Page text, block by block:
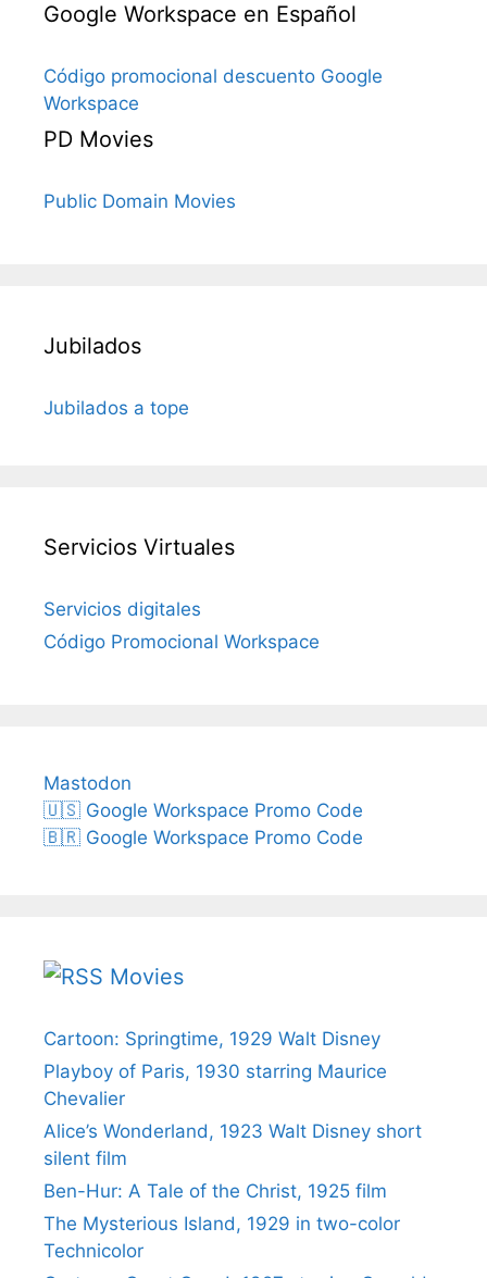
Google Workspace en Español
Código promocional descuento Google
Workspace
PD Movies
Public Domain Movies
Jubilados
Jubilados a tope
Servicios Virtuales
Servicios digitales
Código Promocional Workspace
Mastodon
🇺🇸 Google Workspace Promo Code
🇧🇷 Google Workspace Promo Code
Movies
Cartoon: Springtime, 1929 Walt Disney
Playboy of Paris, 1930 starring Maurice
Chevalier
Alice’s Wonderland, 1923 Walt Disney short
silent film
Ben-Hur: A Tale of the Christ, 1925 film
The Mysterious Island, 1929 in two-color
Technicolor